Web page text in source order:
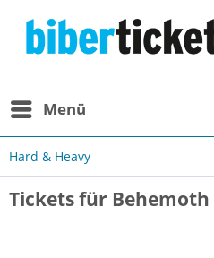
Menü
Hard & Heavy
Tickets für